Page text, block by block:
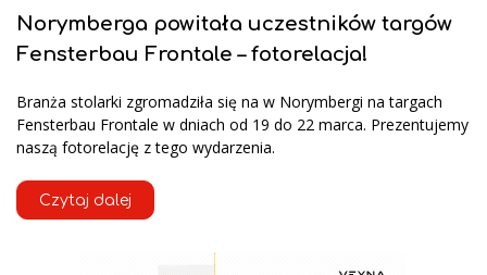
Norymberga powitała uczestników targów
Fensterbau Frontale – fotorelacja!
Branża stolarki zgromadziła się na w Norymbergi na targach
Fensterbau Frontale w dniach od 19 do 22 marca. Prezentujemy
naszą fotorelację z tego wydarzenia.
Czytaj dalej